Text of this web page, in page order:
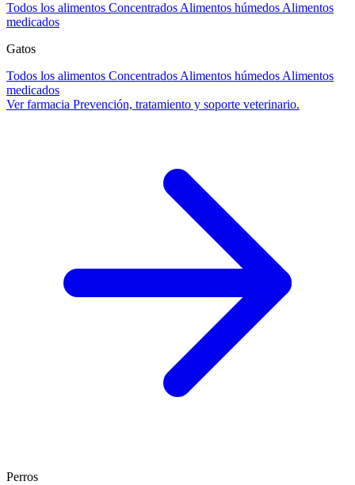
Todos los alimentos Concentrados Alimentos húmedos Alimentos
medicados
Gatos
Todos los alimentos Concentrados Alimentos húmedos Alimentos
medicados
Ver farmacia Prevención, tratamiento y soporte veterinario.
Perros